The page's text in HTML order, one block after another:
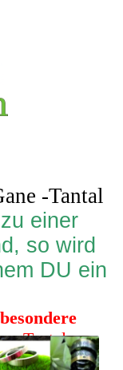
-Tantal
einer
so wird
DU ein
Tantal